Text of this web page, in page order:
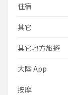
住宿
其它
其它地方旅遊
大陸 App
按摩